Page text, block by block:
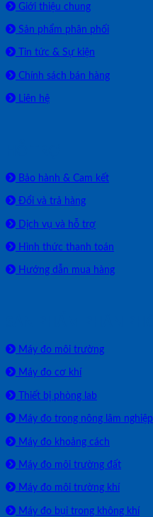
Giới thiệu chung
Sản phẩm phân phối
Tin tức & Sự kiện
Chính sách bán hàng
Liên hệ
Bảo hành & Cam kết
Đổi và trả hàng
Dịch vụ và hỗ trợ
Hình thức thanh toán
Hướng dẫn mua hàng
Máy đo môi trường
Máy đo cơ khí
Thiết bị phòng lab
Máy đo trong nông lâm nghiệp
Máy đo khoảng cách
Máy đo môi trường đất
Máy đo môi trường khí
Máy đo bụi trong không khí